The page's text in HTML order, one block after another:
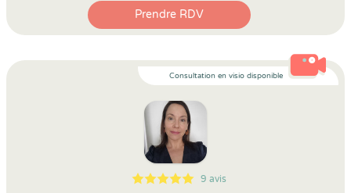
Prendre RDV
Consultation en visio disponible
5
1
5
9 9 avis